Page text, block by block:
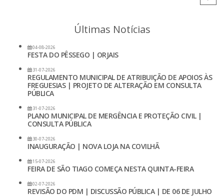
Últimas Notícias
04-08-2026
FESTA DO PÊSSEGO | ORJAIS
31-07-2026
REGULAMENTO MUNICIPAL DE ATRIBUIÇÃO DE APOIOS ÀS
FREGUESIAS | PROJETO DE ALTERAÇÃO EM CONSULTA
PÚBLICA
31-07-2026
PLANO MUNICIPAL DE MERGÊNCIA E PROTEÇÃO CIVIL |
CONSULTA PÚBLICA
30-07-2026
INAUGURAÇÃO | NOVA LOJA NA COVILHÃ
15-07-2026
FEIRA DE SÃO TIAGO COMEÇA NESTA QUINTA-FEIRA
02-07-2026
REVISÃO DO PDM | DISCUSSÃO PÚBLICA | DE 06 DE JULHO